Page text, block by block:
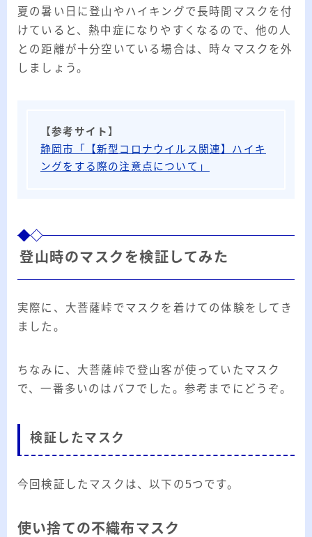
夏の暑い日に登山やハイキングで長時間マスクを付
けていると、熱中症になりやすくなるので、他の人
との距離が十分空いている場合は、時々マスクを外
しましょう。
【参考サイト 】
静岡市「【新型コロナウイルス関連】ハイキ
ングをする際の注意点について」
登山時のマスクを検証してみた
実際に、大菩薩峠でマスクを着けての体験をしてき
ました。
ちなみに、大菩薩峠で登山客が使っていたマスク
で、一番多いのはバフでした。参考までにどうぞ。
検証したマスク
今回検証したマスクは、以下の5つです。
使い捨ての不織布マスク